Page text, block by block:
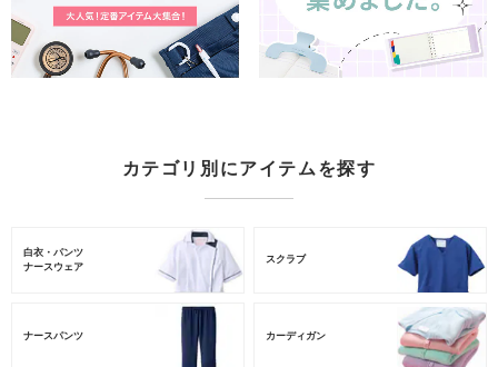
カテゴリ別にアイテムを探す
白衣・パンツ
ナースウェア
スクラブ
ナースパンツ カーディガン